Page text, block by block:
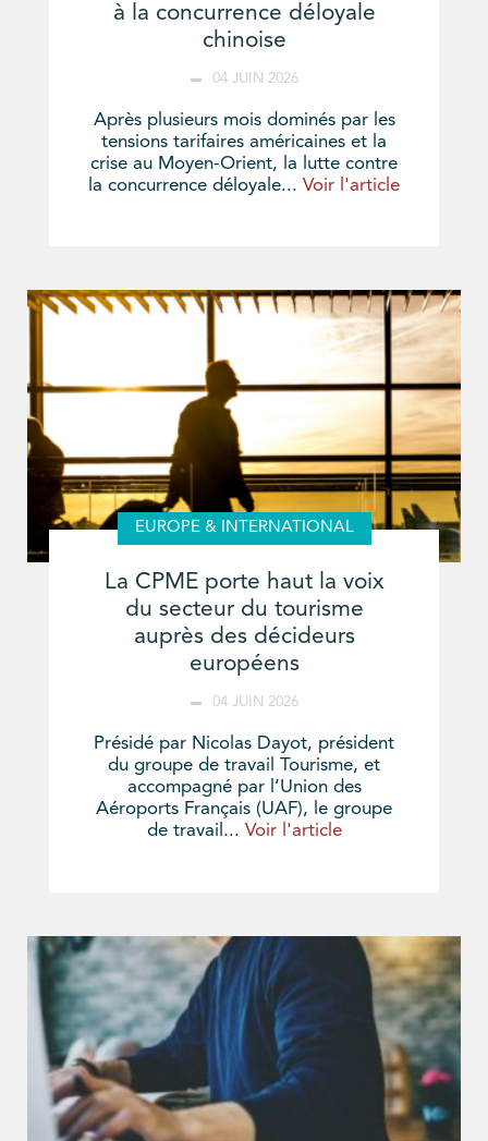
à la concurrence déloyale
chinoise
04 JUIN 2026
Après plusieurs mois dominés par les
tensions tarifaires américaines et la
crise au Moyen-Orient, la lutte contre
la concurrence déloyale... Voir l'article
EUROPE & INTERNATIONAL
La CPME porte haut la voix
du secteur du tourisme
auprès des décideurs
européens
04 JUIN 2026
Présidé par Nicolas Dayot, président
du groupe de travail Tourisme, et
accompagné par l’Union des
Aéroports Français (UAF), le groupe
de travail... Voir l'article